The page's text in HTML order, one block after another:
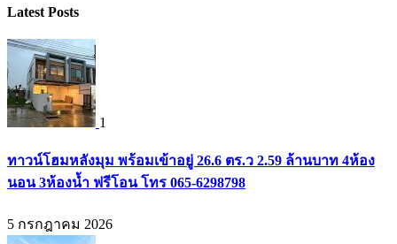
Latest Posts
1
ทาวน์โฮมหลังมุม พร้อมเข้าอยู่ 26.6 ตร.ว 2.59 ล้านบาท 4ห้อง
นอน 3ห้องน้ำ ฟรีโอน โทร 065-6298798
5 กรกฎาคม 2026